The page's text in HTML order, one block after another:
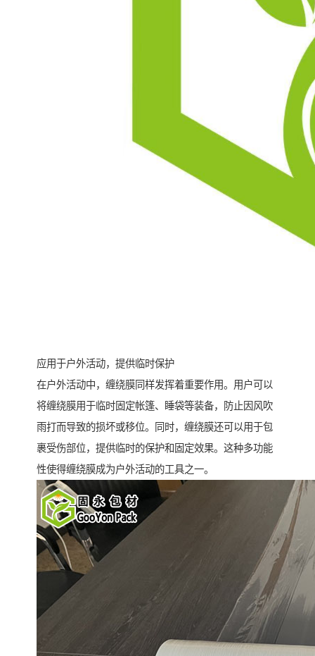
应用于户外活动，提供临时保护
在户外活动中，缠绕膜同样发挥着重要作用。用户可以
将缠绕膜用于临时固定帐篷、睡袋等装备，防止因风吹
雨打而导致的损坏或移位。同时，缠绕膜还可以用于包
裹受伤部位，提供临时的保护和固定效果。这种多功能
性使得缠绕膜成为户外活动的工具之一。